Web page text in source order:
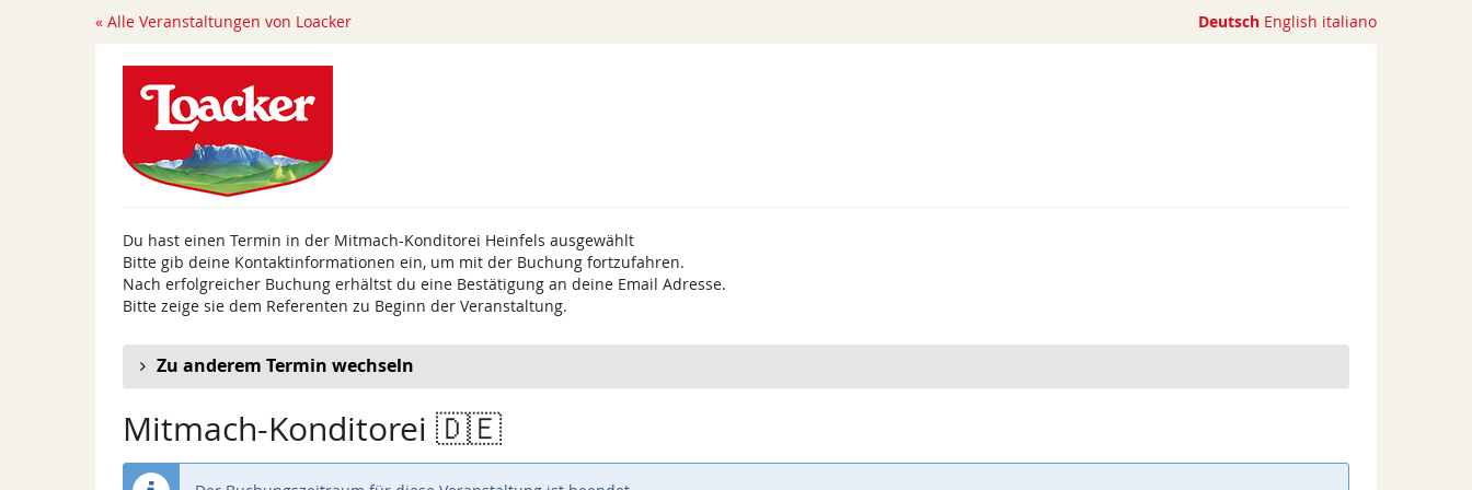
Deutsch English italiano
« Alle Veranstaltungen von Loacker
Du hast einen Termin in der Mitmach-Konditorei Heinfels ausgewählt
Bitte gib deine Kontaktinformationen ein, um mit der Buchung fortzufahren.
Nach erfolgreicher Buchung erhältst du eine Bestätigung an deine Email Adresse.
Bitte zeige sie dem Referenten zu Beginn der Veranstaltung.
Zu anderem Termin wechseln
Mitmach-Konditorei 🇩🇪